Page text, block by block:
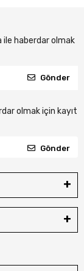
ile haberdar olmak
Gönder
olmak için kayıt
Gönder